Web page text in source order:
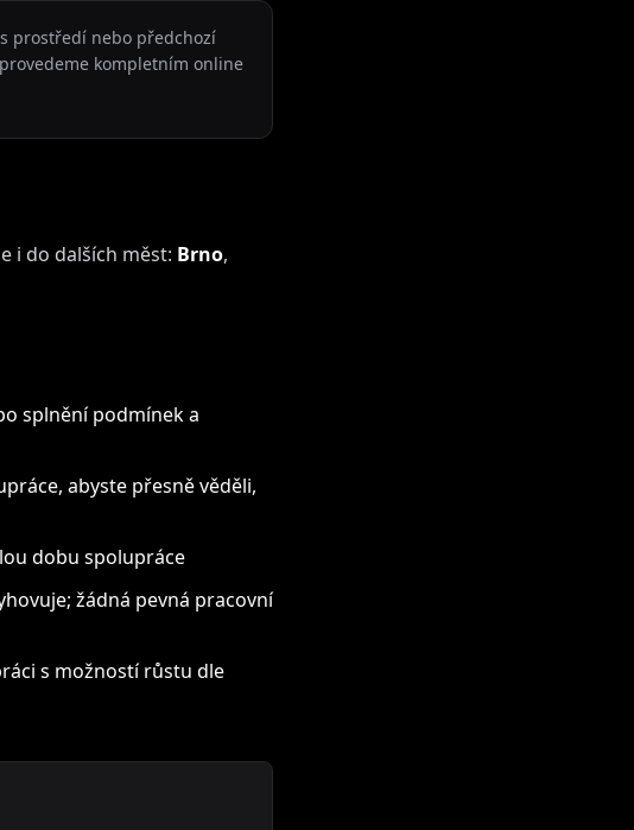
prostředí nebo předchozí
kompletním online
i do dalších měst: Brno,
splnění podmínek a
abyste přesně věděli,
dobu spolupráce
žádná pevná pracovní
s možností růstu dle